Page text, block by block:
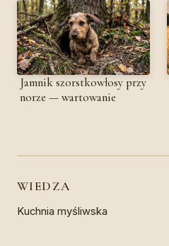
Jamnik szorstkowłosy przy
norze — wartowanie
WIEDZA
Kuchnia myśliwska